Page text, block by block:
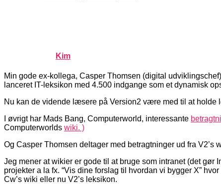
Kim
Min gode ex-kollega, Casper Thomsen (digital
lanceret IT-leksikon med 4.500 indgange som et dynamisk
Nu kan de vidende læsere på Version2 være med til at holde
I øvrigt har Mads Bang, Computerworld, interessante
Computerworlds wiki. )
Og Casper Thomsen deltager med betragtninger ud fra V2’s
Jeg mener at wikier er gode til at bruge som intranet (det
projekter a la fx. “Vis dine forslag til hvordan vi bygger X”
Cw’s wiki eller nu V2’s leksikon.